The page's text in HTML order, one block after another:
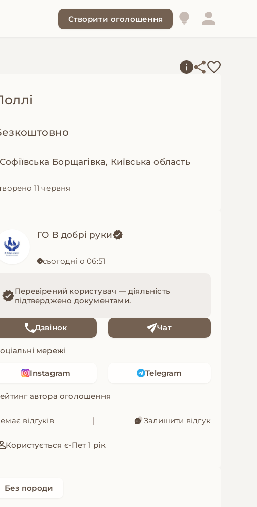
Створити оголошення
Софіївська Борщагівка, Київська область
11 червня
ГО В добрі руки
сьогодні о 06:51
Перевірений користувач — діяльність
підтверджено документами.
Дзвінок Чат
мережі
Instagram Telegram
автора оголошення
відгуків | Залишити відгук
Користується є-Пет 1 рік
Без породи